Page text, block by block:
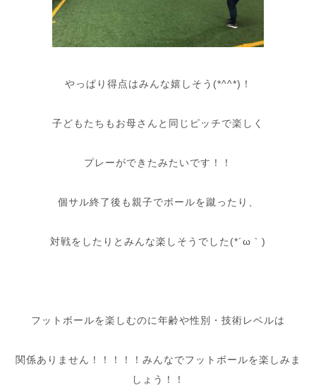
やっぱり得点はみんな嬉しそう(*^^*)！
子どもたちもお母さんと同じピッチで楽しく
プレーができたみたいです！！
個サル終了後も親子でボールを蹴ったり、
対戦をしたりとみんな楽しそうでした(*´ω｀)
フットボールを楽しむのに年齢や性別・技術レベルは
関係ありません！！！！！みんなでフットボールを楽しみま
しょう！！